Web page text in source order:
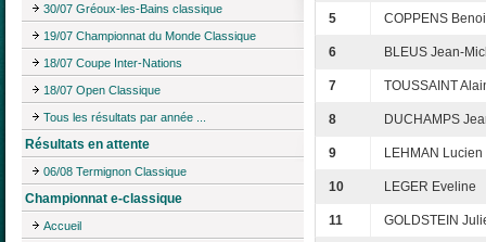
30/07 Gréoux-les-Bains classique
19/07 Championnat du Monde Classique
18/07 Coupe Inter-Nations
18/07 Open Classique
Tous les résultats par année ...
Résultats en attente
06/08 Termignon Classique
Championnat e-classique
Accueil
5 COPPENS
6 BLEUS Jean-
7 TOUSSAINT
8 DUCHAMPS
9 LEHMAN Lucien
10 LEGER Eveline
11 GOLDSTEIN